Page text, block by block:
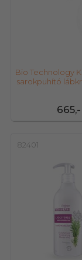
665,-
Bio Technology
sarokpuhító
82401